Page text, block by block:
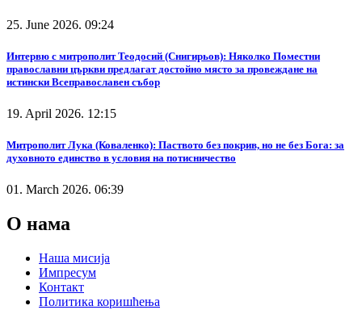
25. June 2026. 09:24
Интервю с митрополит Теодосий (Снигирьов): Няколко Поместни
православни църкви предлагат достойно място за провеждане на
истински Всеправославен събор
19. April 2026. 12:15
Митрополит Лука (Коваленко): Паството без покрив, но не без Бога: за
духовното единство в условия на потисничество
01. March 2026. 06:39
О нама
Наша мисија
Импресум
Контакт
Политика коришћења